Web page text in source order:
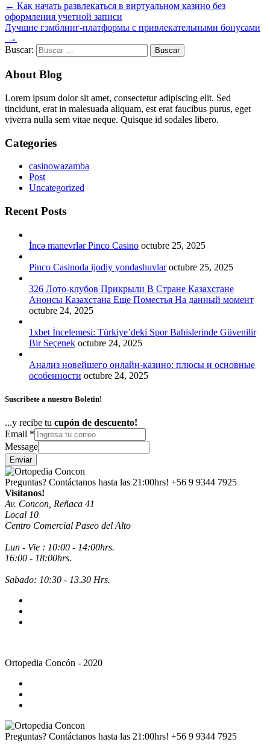
← Как начать развлекаться в виртуальном казино без
оформления учетной записи
Лучшие гэмблинг-платформы с привлекательными бонусами
→
Buscar:
About Blog
Lorem ipsum dolor sit amet, consectetur adipiscing elit. Sed
tincidunt, erat in malesuada aliquam, est erat faucibus purus, eget
viverra nulla sem vitae neque. Quisque id sodales libero.
Categories
casinowazamba
Post
Uncategorized
Recent Posts
İncə manevrlər Pinco Casino octubre 25, 2025
Pinco Casinoda ijodiy yondashuvlar octubre 25, 2025
326 Лото-клубов Прикрыли В Стране Казахстане
Анонсы Казахстана Еще Поместья На данный момент
octubre 24, 2025
1xbet İncelemesi: Türkiye’deki Spor Bahislerinde Güvenilir
Bir Seçenek octubre 24, 2025
Анализ новейшего онлайн-казино: плюсы и основные
особенности octubre 24, 2025
Suscribete a nuestro Boletin!
...y recibe tu cupón de descuento!
Email *
Message
Enviar
Preguntas? Contáctanos hasta las 21:00hrs! +56 9 9344 7925
Visítanos!
Av. Concon, Reñaca 41
Local 10
Centro Comercial Paseo del Alto
Lun - Vie : 10:00 - 14:00hrs.
16:00 - 18:00hrs.
Sabado: 10:30 - 13.30 Hrs.
Ortopedia Concón - 2020
Preguntas? Contáctanos hasta las 21:00hrs! +56 9 9344 7925